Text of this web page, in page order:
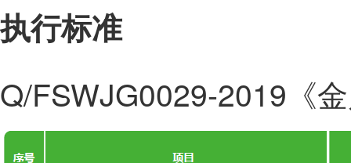
执行标准
Q/FSWJG0029-2019《